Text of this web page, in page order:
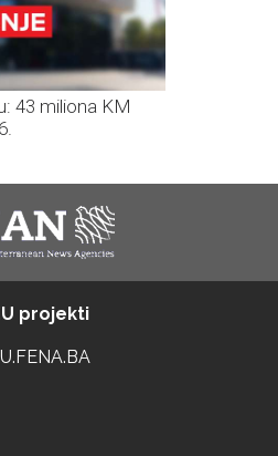
43 miliona KM
projekti